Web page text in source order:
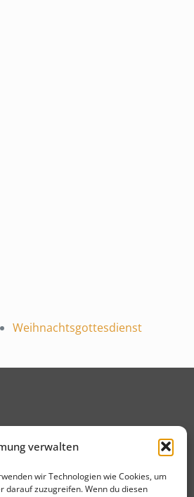
verwalten
wir Technologien wie Cookies, um
zuzugreifen. Wenn du diesen
Weihnachtsgottesdienst